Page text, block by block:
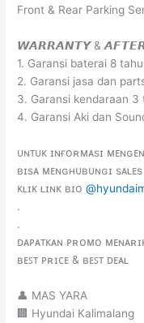
Front & Rear Parking
𝙒𝘼𝙍𝙍𝘼𝙉𝙏𝙔 &
1. Garansi baterai 8
2. Garansi jasa dan
3. Garansi kendaraan
4. Garansi Aki dan
ᴜɴᴛᴜᴋ ɪɴғᴏʀᴍᴀsɪ
ʙɪsᴀ ᴍᴇɴɢʜᴜʙᴜɴɢɪ sᴀʟᴇs
ᴋʟɪᴋ ʟɪɴᴋ ʙɪᴏ
.
.
ᴅᴀᴘᴀᴛᴋᴀɴ ᴘʀᴏᴍᴏ
ʙᴇꜱᴛ ᴘʀɪᴄᴇ & ʙᴇꜱᴛ ᴅᴇᴀʟ
👤 MAS YARA
🏢 Hyundai Kalimalang